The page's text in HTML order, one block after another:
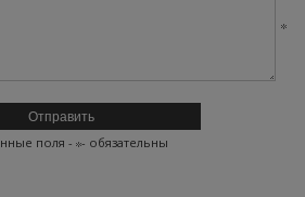
поля - - обязательны